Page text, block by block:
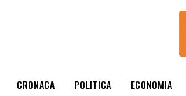
CRONACA POLITICA ECONOMIA